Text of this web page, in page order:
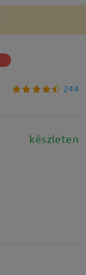
244
készleten